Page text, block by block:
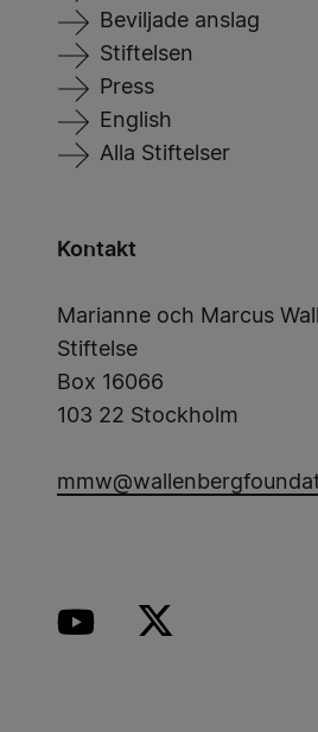
Beviljade anslag
Stiftelsen
Press
English
Alla Stiftelser
Kontakt
Marianne och Marcus
Stiftelse
Box 16066
103 22 Stockholm